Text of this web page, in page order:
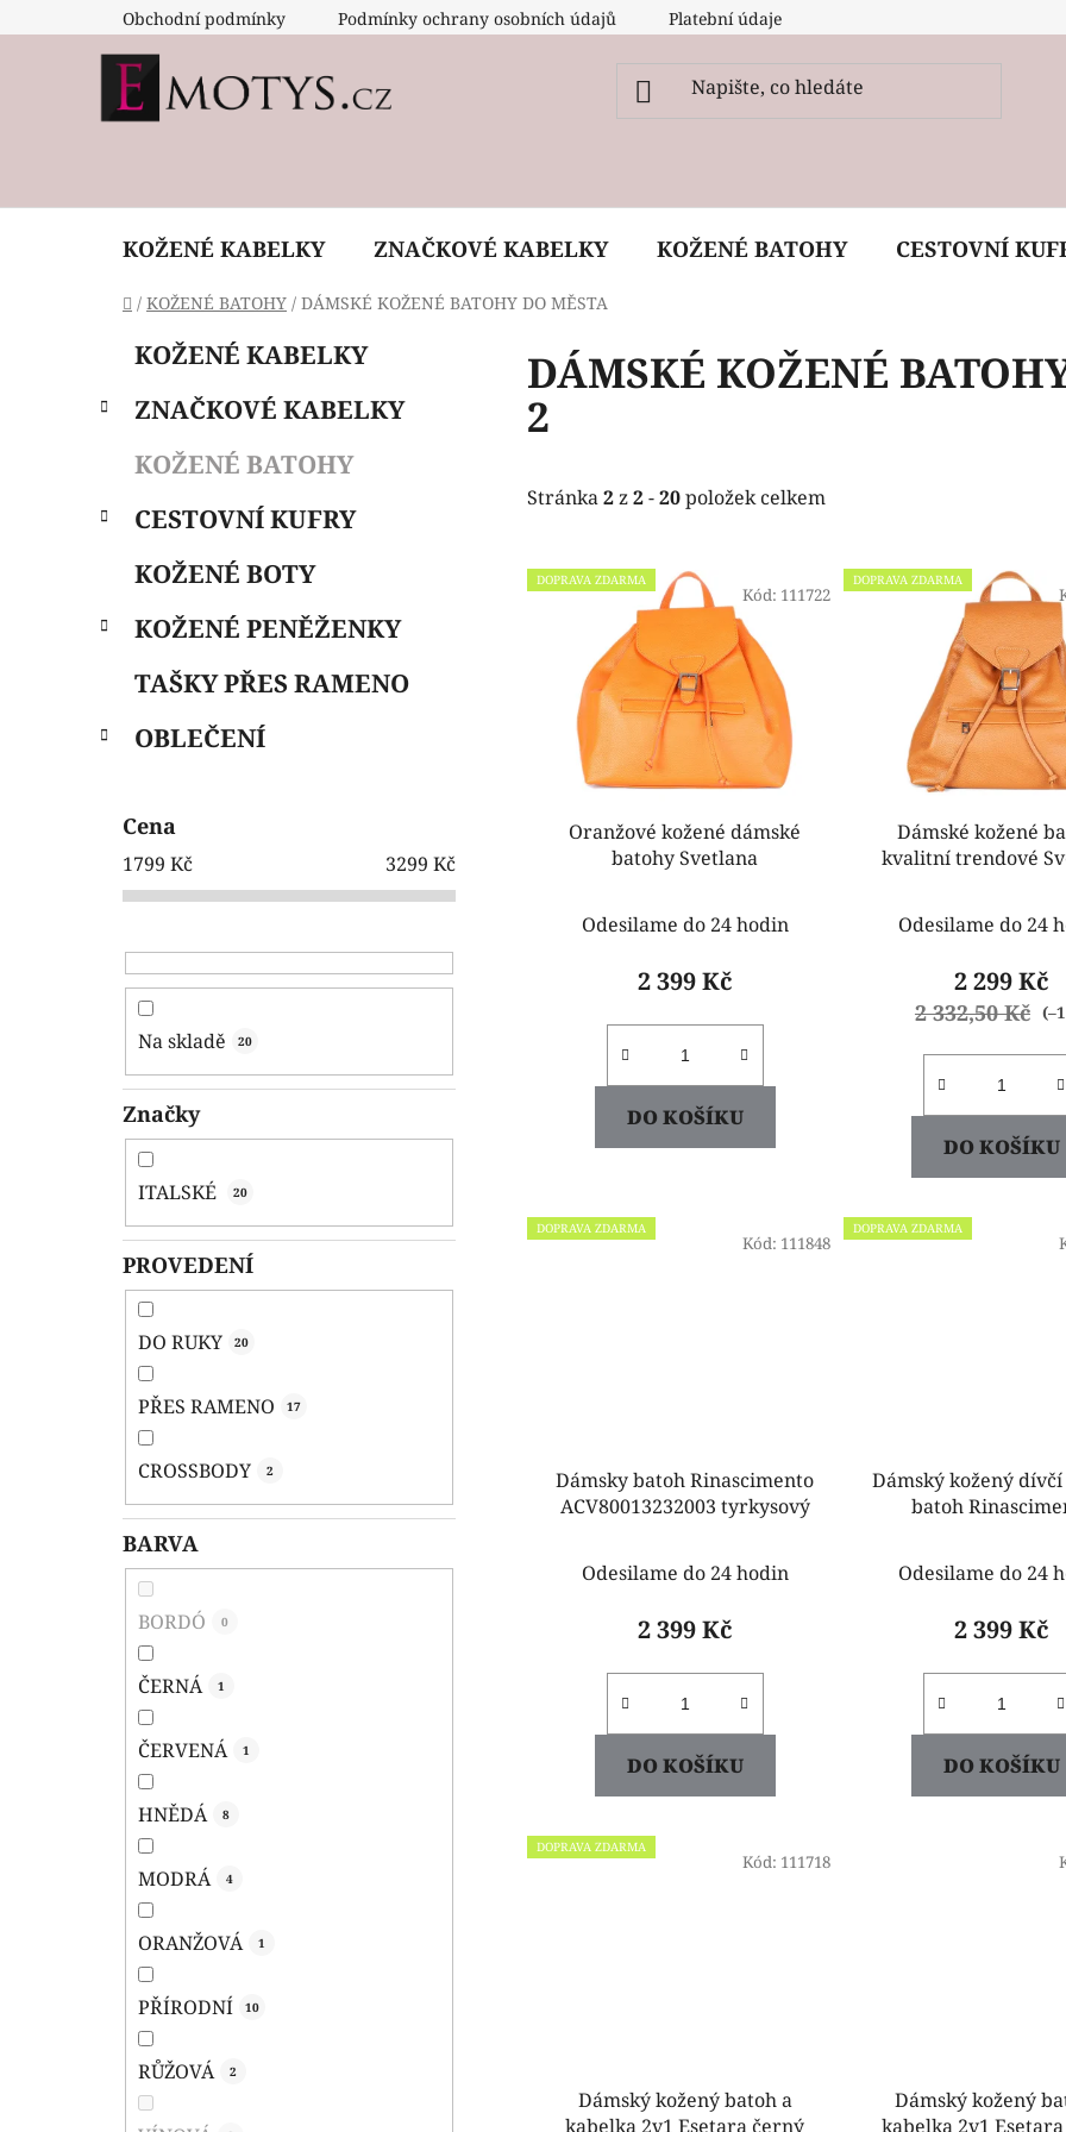
na
Obchodní podmínky Podmínky ochrany osobních údajů Platební údaje
KOŽENÉ KABELKY ZNAČKOVÉ KABELKY KOŽENÉ BATOHY CESTOVNÍ
Domů
/ KOŽENÉ BATOHY / DÁMSKÉ KOŽENÉ BATOHY DO MĚSTA
s
n
p
l
Přeskočit
kategorie
e
i
KOŽENÉ KABELKY
ZNAČKOVÉ KABELKY
KOŽENÉ BATOHY
CESTOVNÍ KUFRY
KOŽENÉ BOTY
KOŽENÉ PENĚŽENKY
TAŠKY PŘES RAMENO
OBLEČENÍ
Cena
1799 Kč 3299 Kč
Na skladě 20
Značky
ITALSKÉ 20
PROVEDENÍ
DO RUKY 20
PŘES RAMENO 17
CROSSBODY 2
BARVA
BORDÓ 0
ČERNÁ 1
ČERVENÁ 1
HNĚDÁ 8
MODRÁ 4
ORANŽOVÁ 1
PŘÍRODNÍ 10
RŮŽOVÁ 2
DÁMSKÉ KOŽENÉ
2
Stránka2z2-20položek celkem
V
ý
DOPRAVA ZDARMA
Oranžové kožené dámské
batohy Svetlana
Odesilame do 24 hodin
2 399 Kč
DO KOŠÍKU
Kód: 111722
DOPRAVA ZDARMA
Dámské kožené
kvalitní trendové
Odesilame do 24
2 299 Kč
2 332,50 Kč
DO KOŠÍKU
DOPRAVA ZDARMA
Dámsky batoh Rinascimento
ACV80013232003 tyrkysový
Odesilame do 24 hodin
2 399 Kč
DO KOŠÍKU
Kód: 111848
DOPRAVA ZDARMA
Dámský kožený
batoh Rinascimento
Odesilame do 24
2 399 Kč
DO KOŠÍKU
DOPRAVA ZDARMA
Dámský kožený batoh a
kabelka 2v1 Esetara černý
Kód: 111718
Dámský kožený
kabelka 2v1